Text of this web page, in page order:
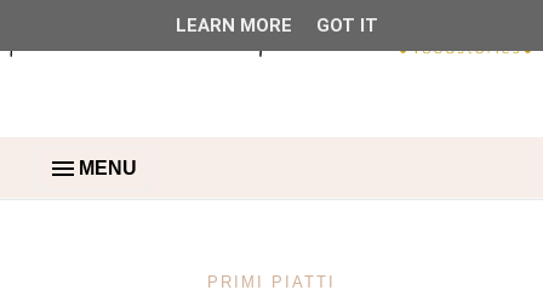
MENU
PRIMI PIATTI
LEARN MORE GOT IT